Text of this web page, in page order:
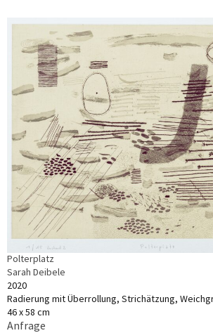
Polterplatz
Sarah Deibele
2020
Radierung mit Überrollung, Strichätzung,
46 x 58 cm
Anfrage